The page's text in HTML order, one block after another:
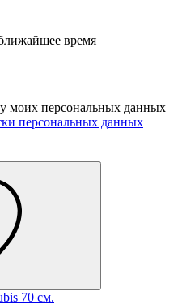
время
моих персональных данных
персональных данных